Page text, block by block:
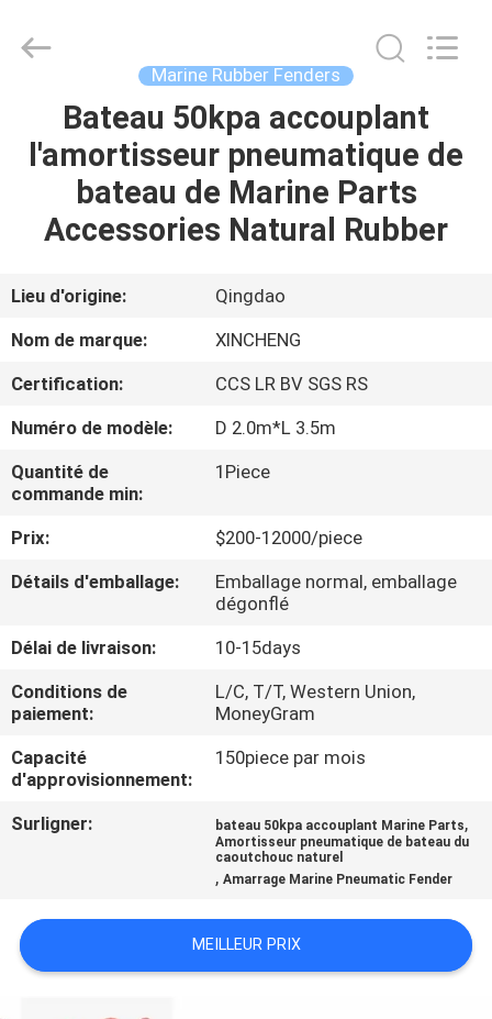
MAISON
PRODUITS
SHOW
PROPOS
DE
NOUS
VISITE
D'USINE
CONTRÔLE
DE
QUALITÉ
CONTACTEZ-
NOUS
CAS
Products
Marine Rubber Fenders
Bateau 50kpa accouplant
l'amortisseur pneumatique de
bateau de Marine Parts
Accessories Natural Rubber
Lieu d'origine:
Qingdao
Nom de marque:
XINCHENG
Certification:
CCS LR BV SGS RS
Numéro de modèle:
D 2.0m*L 3.5m
Quantité de
commande min:
1Piece
Prix:
$200-12000/piece
Détails d'emballage:
Emballage normal, emballage
dégonflé
Délai de livraison:
10-15days
Conditions de
paiement:
L/C, T/T, Western Union,
MoneyGram
Capacité
d'approvisionnement:
150piece par mois
Surligner: bateau 50kpa accouplant Marine Parts,
Amortisseur pneumatique de bateau du
caoutchouc naturel
,Amarrage Marine Pneumatic Fender
MEILLEUR PRIX